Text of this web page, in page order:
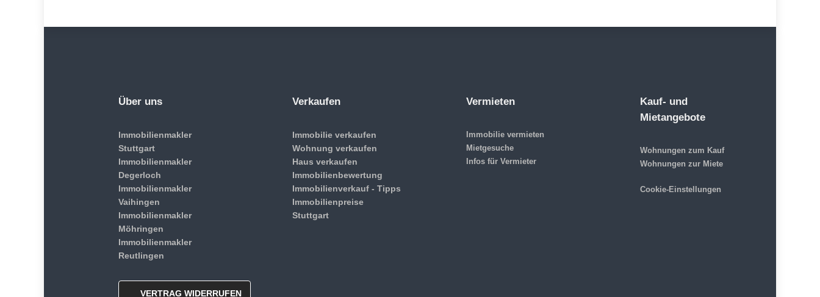
Über uns
Immobilienmakler
Stuttgart
Immobilienmakler
Degerloch
Immobilienmakler
Vaihingen
Immobilienmakler
Möhringen
Immobilienmakler
Reutlingen
VERTRAG WIDERRUFEN
Verkaufen
Immobilie verkaufen
Wohnung verkaufen
Haus verkaufen
Immobilienbewertung
Immobilienverkauf - Tipps
Immobilienpreise
Stuttgart
Vermieten
Immobilie vermieten
Mietgesuche
Infos für Vermieter
Kauf- und
Mietangebote
Wohnungen zum Kauf
Wohnungen zur Miete
Cookie-Einstellungen